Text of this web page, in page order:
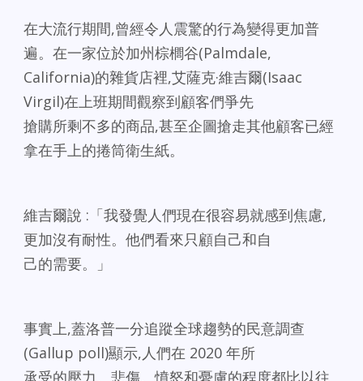
在大流行期間,曾經令人震驚的行為變得更加普
遍。在一家位於加州棕櫚谷(Palmdale,
California)的雜貨店裡,艾薩克·維吉爾(Isaac
Virgil)在上班期間觀察到顧客們爭先
搶購所剩不多的商品,甚至企圖搶走其他顧客已經
拿在手上的捲筒衛生紙。
維吉爾說 :「我發覺人們現在很容易就感到焦慮,
更加沒有耐性。他們看來只顧自己和自
己的需要。」
事實上,蓋洛普一分追蹤全球趨勢的民意調查
(Gallup poll)顯示,人們在 2020 年所